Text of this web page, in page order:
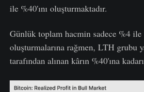
ile %40'ını oluşturmaktadır.
Günlük toplam hacmin sadece %4
oluşturmalarına rağmen, LTH grubu
tarafından alınan kârın %40'ına